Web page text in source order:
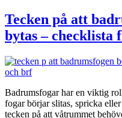
Tecken på att
bytas – checklista
Badrumsfogar har en viktig
fogar börjar slitas, spricka
tecken på att våtrummet